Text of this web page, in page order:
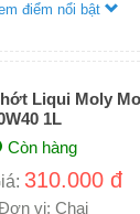
điểm nổi bật
Liqui Moly
1L
Còn hàng
310.000 đ
vị: Chai